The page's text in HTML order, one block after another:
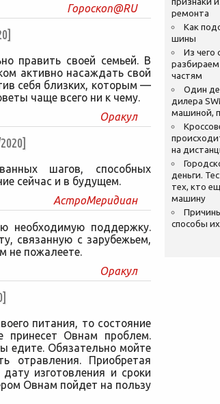
Гороскоп@RU
править своей семьей. В
активно насаждать свой
себя близких, которым —
чаще всего ни к чему.
Оракул
шагов, способных
сейчас и в будущем.
АстроМеридиан
необходимую поддержку.
связанную с зарубежьем,
не пожалеете.
Оракул
питания, то состояние
принесет Овнам проблем.
едите. Обязательно мойте
отравления. Приобретая
изготовления и сроки
Овнам пойдет на пользу
ремонта
Как
шины
Из чего
разбираем
частям
Один
дилера
машиной,
на
деньги.
тех, кто
машину
способы